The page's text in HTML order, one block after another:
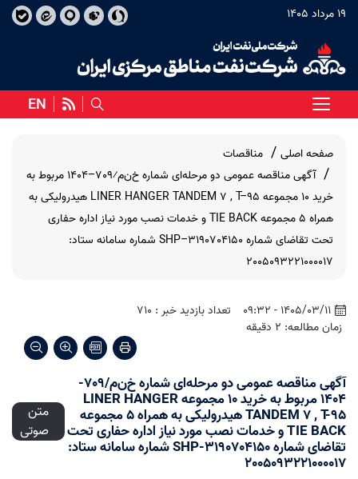
19 مرداد 1405
EN
صفحه اصلی
مناقصات
آگهی مناقصه عمومی دو مرحله‌ای شماره خ‌ن‌م⁄709–1404 مربوط به
خرید 10 مجموعه LINER HANGER TANDEM 7 , T–95 هیدرولیکی به
همراه 5 مجموعه TIE BACK و خدمات نصب مورد نیاز اداره حفاری
تحت تقاضای شماره SHP–3190704150 شماره سامانه ستاد:
2005093221000017
1405/03/11 - 09:32
تعداد بازدید خبر : 710
زمان مطالعه: 2 دقیقه
آگهی مناقصه عمومی دو مرحله‌ای شماره خ‌ن‌م/709-
1404 مربوط به خرید 10 مجموعه LINER HANGER
TANDEM 7 , T-95 هیدرولیکی به همراه 5 مجموعه
TIE BACK و خدمات نصب مورد نیاز اداره حفاری تحت
تقاضای شماره SHP-3190704150 شماره سامانه ستاد:
2005093221000017
متن
صوتی